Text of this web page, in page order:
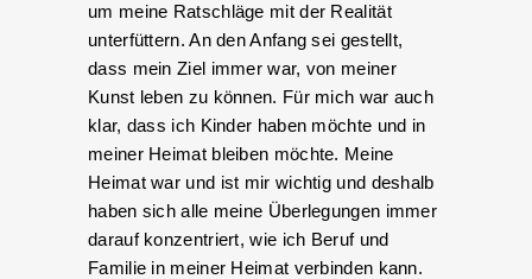
um meine Ratschläge mit der Realität
unterfüttern. An den Anfang sei gestellt,
dass mein Ziel immer war, von meiner
Kunst leben zu können. Für mich war auch
klar, dass ich Kinder haben möchte und in
meiner Heimat bleiben möchte. Meine
Heimat war und ist mir wichtig und deshalb
haben sich alle meine Überlegungen immer
darauf konzentriert, wie ich Beruf und
Familie in meiner Heimat verbinden kann.